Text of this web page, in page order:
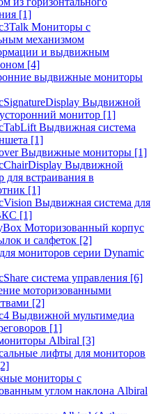
[1]
Мониторы с
механизмом
и выдвижным
[4]
выдвижные мониторы
Выдвижной
монитор [1]
Выдвижная система
[1]
Выдвижные мониторы [1]
Выдвижной
для встраивания в
[1]
Выдвижная система для
[1]
Моторизованный корпус
и салфеток [2]
мониторов серии Dynamic
система управления [6]
моторизованными
[2]
Выдвижной мультимедиа
[1]
Albiral [3]
лифты для мониторов
мониторы с
углом наклона Albiral